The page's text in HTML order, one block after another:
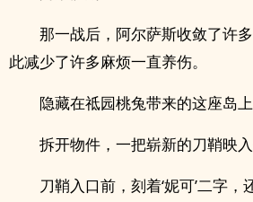
那一战后，阿尔萨斯收敛了许
此减少了许多麻烦一直养伤。
隐藏在祗园桃兔带来的这座岛上
拆开物件，一把崭新的刀鞘映入
刀鞘入口前，刻着‘妮可’二字